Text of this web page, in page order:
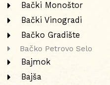
Bački Monoštor
Bački Vinogradi
Bačko Gradište
Bačko Petrovo Selo
Bajmok
Bajša